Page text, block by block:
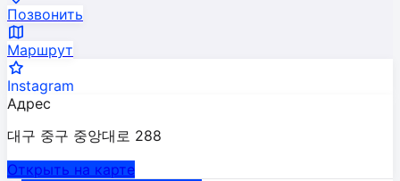
Позвонить
Маршрут
Instagram
Адрес
대구 중구 중앙대로 288
Открыть на карте